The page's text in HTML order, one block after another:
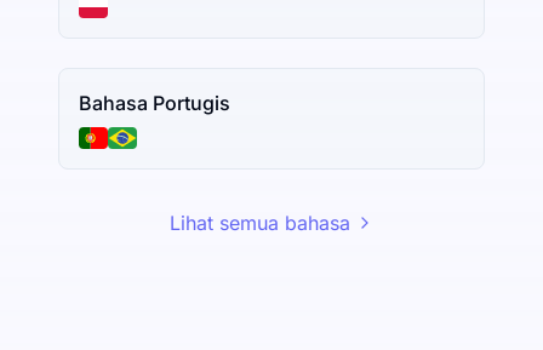
Bahasa Portugis
Lihat semua bahasa